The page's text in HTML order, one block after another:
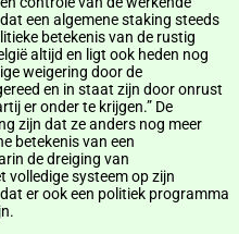
een algemene staking steeds
betekenis van de rustig
altijd en ligt ook heden nog
weigering door de
en in staat zijn door onrust
er onder te krijgen.” De
zijn dat ze anders nog meer
betekenis van een
de dreiging van
volledige systeem op zijn
er ook een politiek programma